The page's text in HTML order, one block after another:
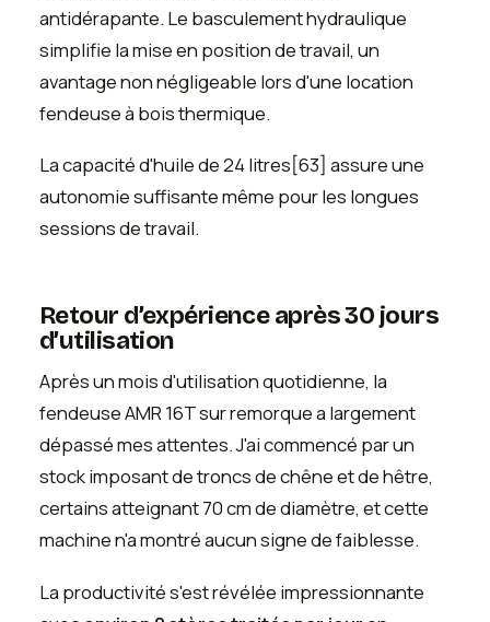
antidérapante. Le basculement hydraulique
simplifie la mise en position de travail, un
avantage non négligeable lors d'une location
fendeuse à bois thermique.
La capacité d'huile de 24 litres[63] assure une
autonomie suffisante même pour les longues
sessions de travail.
Retour d’expérience après 30 jours
d’utilisation
Après un mois d'utilisation quotidienne, la
fendeuse AMR 16T sur remorque a largement
dépassé mes attentes. J'ai commencé par un
stock imposant de troncs de chêne et de hêtre,
certains atteignant 70 cm de diamètre, et cette
machine n'a montré aucun signe de faiblesse.
La productivité s'est révélée impressionnante